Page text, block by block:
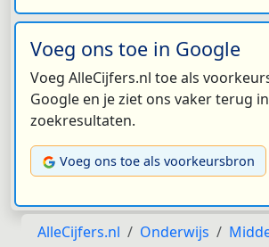
Voeg ons toe in Google
Voeg AlleCijfers.nl toe als
Google en je ziet ons vaker terug
zoekresultaten.
Voeg ons toe als voorkeursbron
AlleCijfers.nl Onderwijs